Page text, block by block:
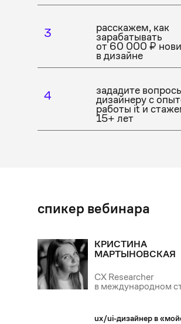
расскажем, как
зарабатывать
от 60 000 ₽
в дизайне
3
зададите
дизайнеру с
работы it и
15+ лет
4
КРИСТИНА
МАРТЫНОВСКАЯ
CX Researcher
в международном
ux/ui-дизайнер в
спикер вебинара